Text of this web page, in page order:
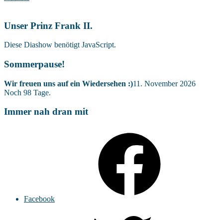
Unser Prinz Frank II.
Diese Diashow benötigt JavaScript.
Sommerpause!
Wir freuen uns auf ein Wiedersehen :)11. November 2026
Noch 98 Tage.
Immer nah dran mit
Facebook